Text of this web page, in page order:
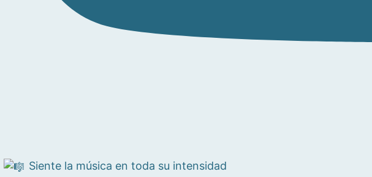
Siente la música en toda su intensidad